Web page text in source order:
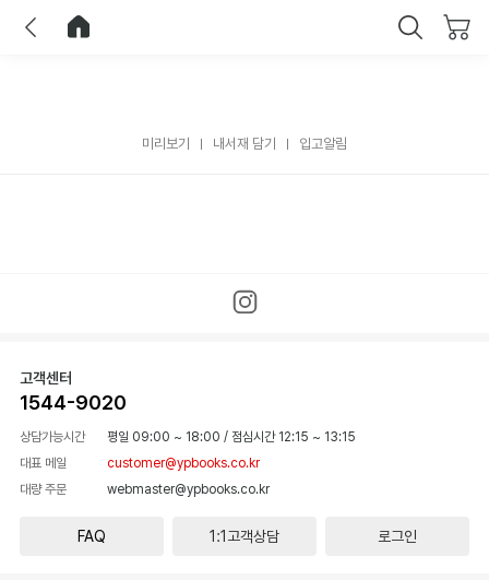
미리보기 내서재 담기 입고알림
고객센터
1544-9020
상담가능시간 평일 09:00 ~ 18:00 / 점심시간 12:15 ~ 13:15
대표 메일
customer@ypbooks.co.kr
대량 주문
webmaster@ypbooks.co.kr
FAQ 1:1고객상담 로그인